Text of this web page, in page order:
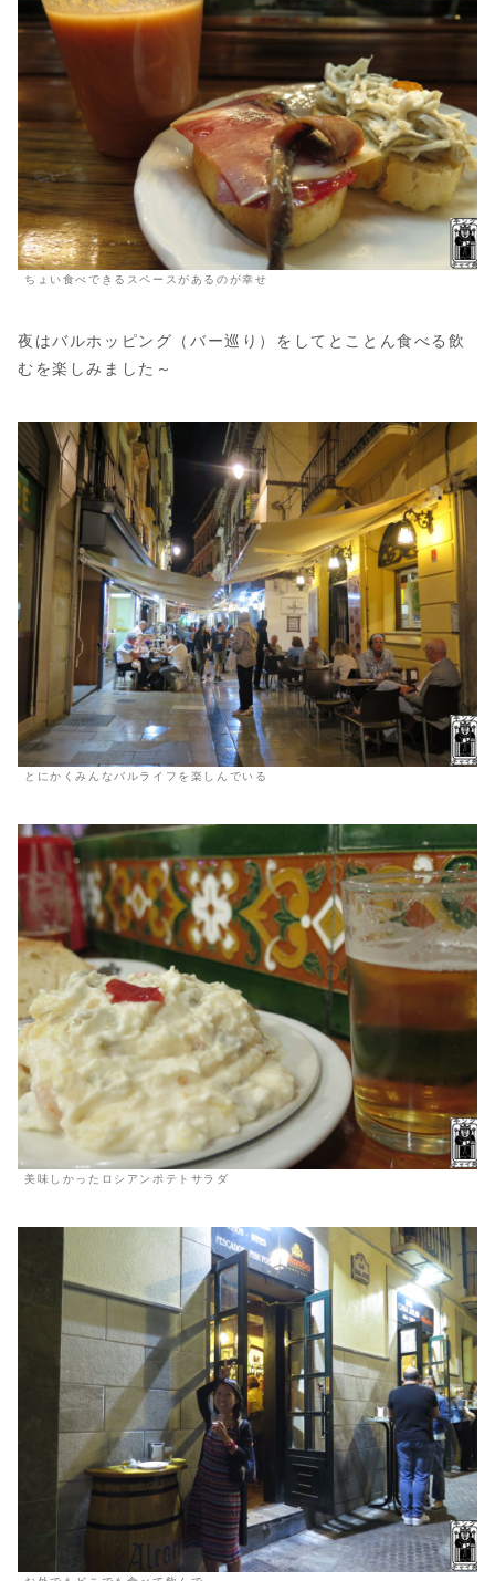
ちょい食べできるスペースがあるのが幸せ
夜はバルホッピング（バー巡り）をしてとことん食べる飲
むを楽しみました～
とにかくみんなバルライフを楽しんでいる
美味しかったロシアンポテトサラダ